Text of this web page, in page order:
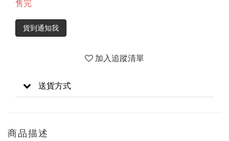
售完
貨到通知我
加入追蹤清單
送貨方式
商品描述